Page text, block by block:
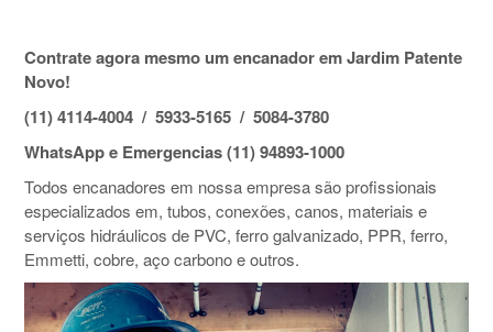
Contrate agora mesmo um encanador em Jardim Patente
Novo!
(11) 4114-4004 / 5933-5165 / 5084-3780
WhatsApp e Emergencias (11) 94893-1000
Todos encanadores em nossa empresa são profissionais
especializados em, tubos, conexões, canos, materiais e
serviços hidráulicos de PVC, ferro galvanizado, PPR, ferro,
Emmetti, cobre, aço carbono e outros.